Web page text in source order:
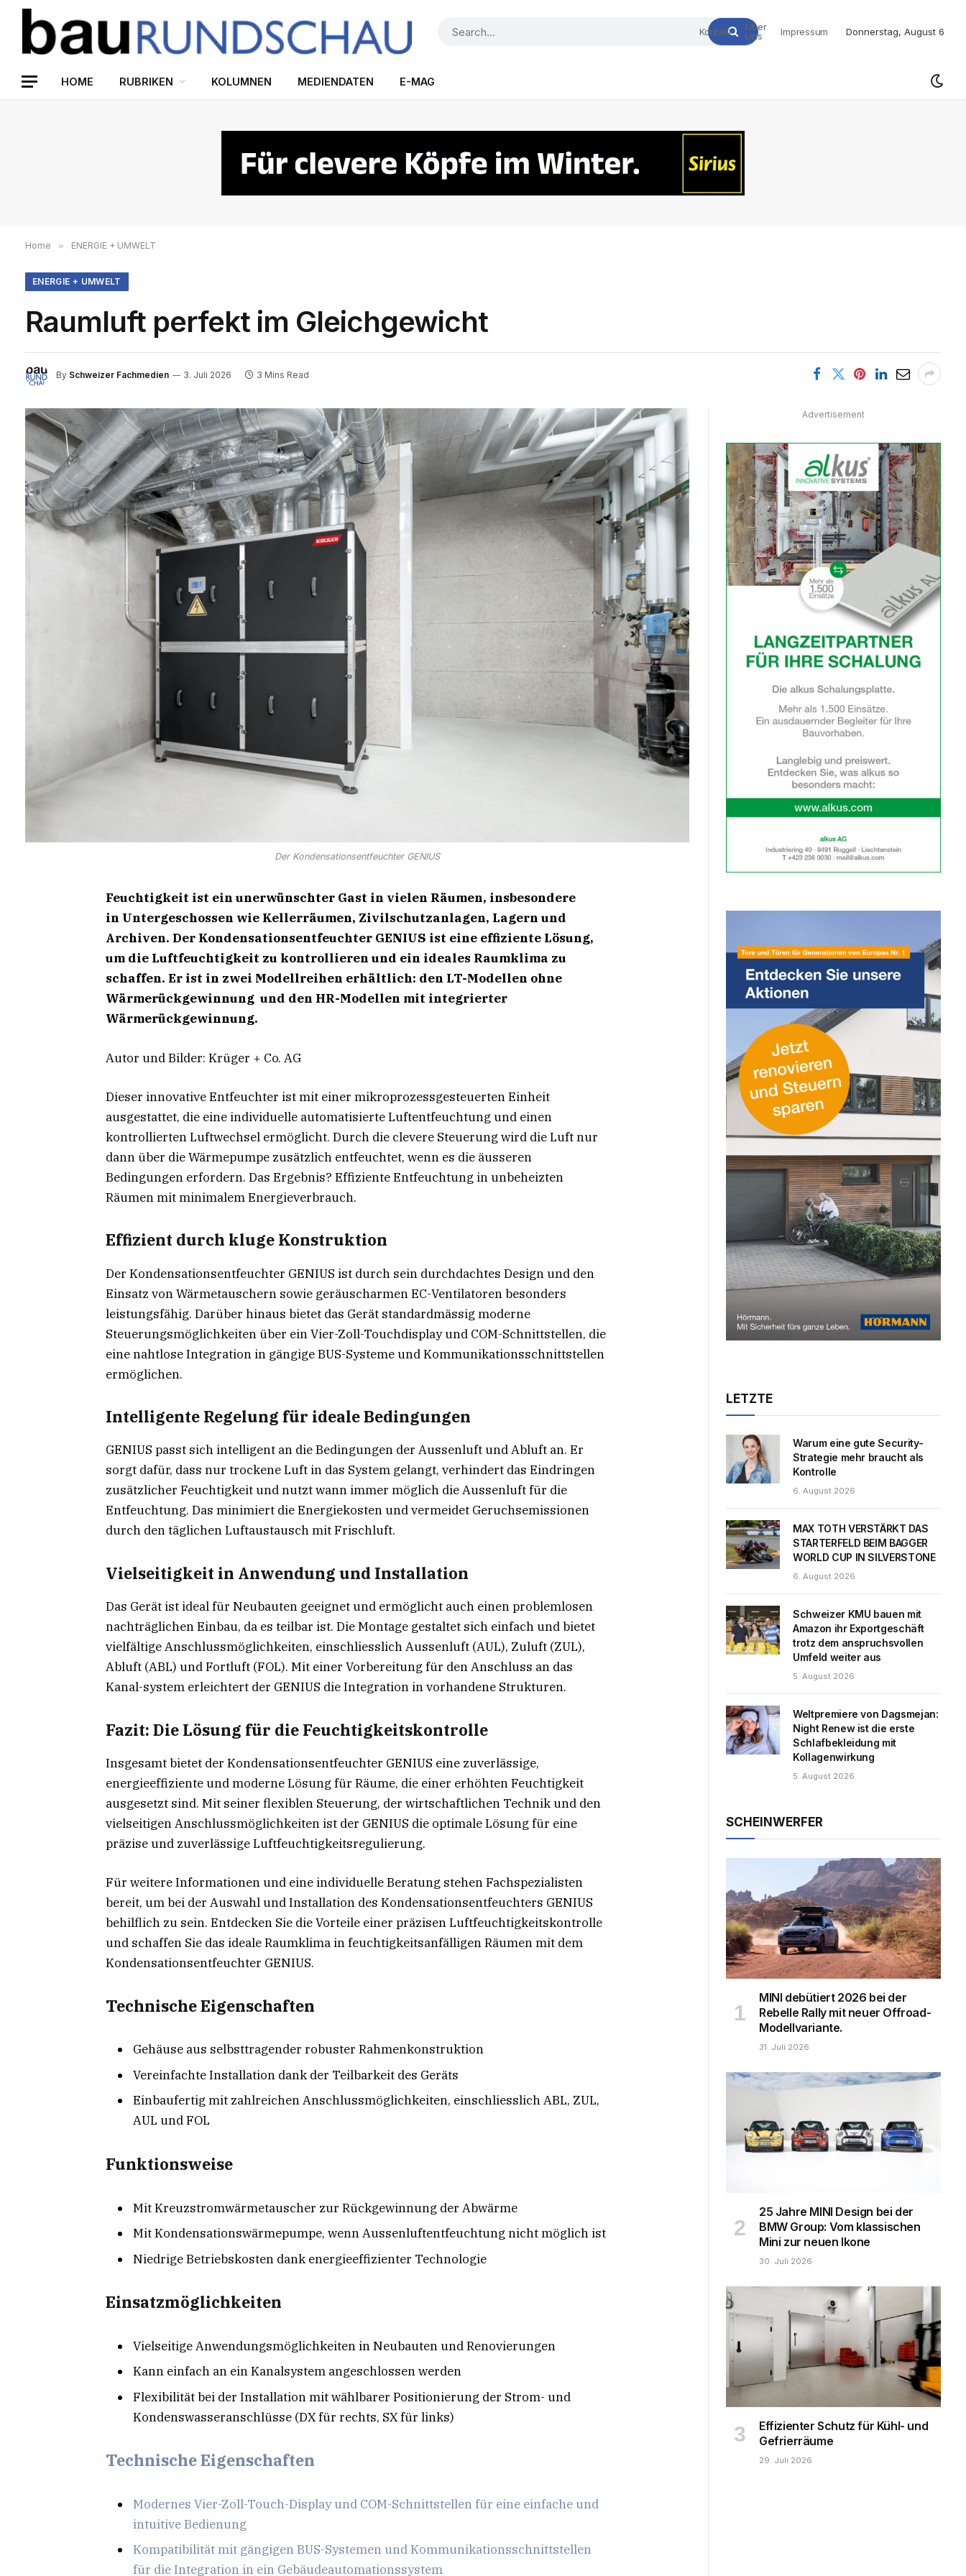
Kontakt
Über
Uns
Impressum Donnerstag, August 6
HOME RUBRIKEN KOLUMNEN MEDIENDATEN E-MAG
Home » ENERGIE + UMWELT
ENERGIE + UMWELT
Raumluft perfekt im Gleichgewicht
By Schweizer Fachmedien 3. Juli 2026 3 Mins Read
Der Kondensationsentfeuchter GENIUS
Feuchtigkeit ist ein unerwünschter Gast in vielen Räumen, insbesondere
in Untergeschossen wie Kellerräumen, Zivilschutzanlagen, Lagern und
Archiven. Der Kondensationsentfeuchter GENIUS ist eine effiziente Lösung,
um die Luft­feuchtigkeit zu kontrollieren und ein ideales Raumklima zu
schaffen. Er ist in zwei Modellreihen erhältlich: den LT-Modellen ohne
Wärmerückgewinnung und den HR-Modellen mit integrierter
Wärmerückgewinnung.
Autor und Bilder: Krüger + Co. AG
Dieser innovative Entfeuchter ist mit einer mikroprozessgesteuerten Einheit
ausgestattet, die eine individuelle automatisierte Luftentfeuchtung und einen
kontrollierten Luftwechsel ermöglicht. Durch die clevere Steuerung wird die Luft nur
dann über die Wärmepumpe zusätzlich entfeuchtet, wenn es die äusseren
Bedingungen erfordern. Das Ergebnis? Effiziente Entfeuchtung in unbeheizten
Räumen mit minimalem Energieverbrauch.
Effizient durch kluge Konstruktion
Der Kondensationsentfeuchter GENIUS ist durch sein durchdachtes Design und den
Einsatz von Wärmetauschern sowie geräuscharmen EC-Ventilatoren besonders
leistungsfähig. Darüber hinaus bietet das Gerät standardmässig moderne
Steuerungsmöglichkeiten über ein Vier-Zoll-Touchdisplay und COM-Schnittstellen, die
eine nahtlose Integration in gängige BUS-Systeme und Kommunikationsschnittstellen
ermöglichen.
Intelligente Regelung für ideale Bedingungen
GENIUS passt sich intelligent an die Bedingungen der Aussenluft und Abluft an. Er
sorgt dafür, dass nur trockene Luft in das System gelangt, verhindert das Eindringen
zusätzlicher Feuchtigkeit und nutzt wann immer möglich die Aussenluft für die
Entfeuchtung. Das minimiert die Energiekosten und vermeidet Geruchsemissionen
durch den täglichen Luftaustausch mit Frischluft.
Vielseitigkeit in Anwendung und Installation
Das Gerät ist ideal für Neubauten geeignet und ermöglicht auch einen problemlosen
nachträglichen Einbau, da es teilbar ist. Die Montage gestaltet sich einfach und bietet
vielfältige Anschlussmöglichkeiten, einschliesslich Aussenluft (AUL), Zuluft (ZUL),
Abluft (ABL) und Fortluft (FOL). Mit einer Vorbereitung für den Anschluss an das
Kanal-system erleichtert der GENIUS die Integration in vorhandene Strukturen.
Fazit: Die Lösung für die Feuchtigkeitskontrolle
Insgesamt bietet der Kondensationsentfeuchter GENIUS eine zuverlässige,
energieeffiziente und moderne Lösung für Räume, die einer erhöhten Feuchtigkeit
ausgesetzt sind. Mit seiner flexiblen Steuerung, der wirtschaftlichen Technik und den
vielseitigen Anschlussmöglichkeiten ist der GENIUS die optimale Lösung für eine
präzise und zuverlässige Luftfeuchtigkeitsregulierung.
Für weitere Informationen und eine individuelle Beratung stehen Fachspezialisten
bereit, um bei der Auswahl und Installation des Kondensationsentfeuchters GENIUS
behilflich zu sein. Entdecken Sie die Vorteile einer präzisen Luftfeuchtigkeitskontrolle
und schaffen Sie das ideale Raumklima in feuchtigkeitsanfälligen Räumen mit dem
Kondensationsentfeuchter GENIUS.
Technische Eigenschaften
Gehäuse aus selbsttragender robuster Rahmenkonstruktion
Vereinfachte Installation dank der Teilbarkeit des Geräts
Einbaufertig mit zahlreichen Anschlussmöglichkeiten, einschliesslich ABL, ZUL,
AUL und FOL
Funktionsweise
Mit Kreuzstromwärmetauscher zur Rückgewinnung der Abwärme
Mit Kondensationswärmepumpe, wenn Aussenluftentfeuchtung nicht möglich ist
Niedrige Betriebskosten dank energieeffizienter Technologie
Einsatzmöglichkeiten
Vielseitige Anwendungsmöglichkeiten in Neubauten und Renovierungen
Kann einfach an ein Kanalsystem angeschlossen werden
Flexibilität bei der Installation mit wählbarer Positionierung der Strom- und
Kondenswasseranschlüsse (DX für rechts, SX für links)
Technische Eigenschaften
Modernes Vier-Zoll-Touch-Display und COM-Schnittstellen für eine einfache und
intuitive Bedienung
Kompatibilität mit gängigen BUS-Systemen undKommunikationsschnittstellen
für die Integration in ein Gebäudeautomationssystem
Advertisement
LETZTE
Warum eine gute Security-
Strategie mehr braucht als
Kontrolle
6. August 2026
MAX TOTH VERSTÄRKT DAS
STARTERFELD BEIM BAGGER
WORLD CUP IN SILVERSTONE
6. August 2026
Schweizer KMU bauen mit
Amazon ihr Exportgeschäft
trotz dem anspruchsvollen
Umfeld weiter aus
5. August 2026
Weltpremiere von Dagsmejan:
Night Renew ist die erste
Schlafbekleidung mit
Kollagenwirkung
5. August 2026
SCHEINWERFER
MINI debütiert 2026 bei der
Rebelle Rally mit neuer Offroad-
Modellvariante.
31. Juli 2026
25 Jahre MINI Design bei der
BMW Group: Vom klassischen
Mini zur neuen Ikone
30. Juli 2026
Effizienter Schutz für Kühl- und
Gefrierräume
29. Juli 2026